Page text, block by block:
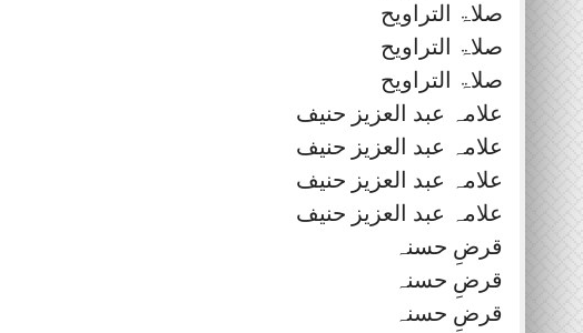
صلاۃ التراویح
صلاۃ التراویح
صلاۃ التراویح
علامہ عبد العزیز حنیف
علامہ عبد العزیز حنیف
علامہ عبد العزیز حنیف
علامہ عبد العزیز حنیف
قرضِ حسنہ
قرضِ حسنہ
قرضِ حسنہ